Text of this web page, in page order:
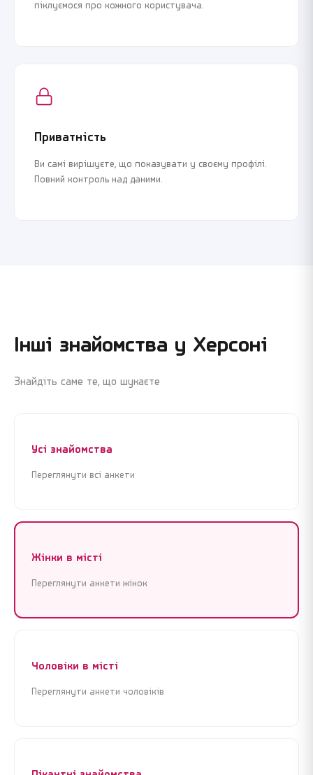
Реєстрація Увійти
Крок 1 з 3 · Це займе менше 1 хвилини
піклуємося про кожного користувача.
Приватність
Ви самі вирішуєте, що показувати у своєму профілі.
Повний контроль над даними.
Інші знайомства у Херсоні
Знайдіть саме те, що шукаєте
Усі знайомства
Переглянути всі анкети
Жінки в місті
Переглянути анкети жінок
Чоловіки в місті
Переглянути анкети чоловіків
Реєстрація Увійти
Крок 1 з 3 · Це займе менше 1 хвилини